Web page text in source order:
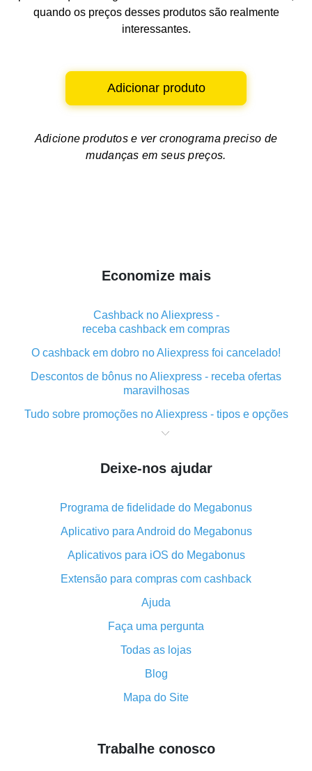
quando os preços desses produtos são realmente
interessantes.
Adicionar produto
Adicione produtos e vercronograma preciso de
mudanças em seus preços.
Economize mais
Cashback no Aliexpress -
receba cashback em compras
O cashback em dobro no Aliexpress foi cancelado!
Descontos de bônus no Aliexpress - receba ofertas
maravilhosas
Tudo sobre promoções no Aliexpress - tipos e opções
O que é "cashback" ao realizar compras no Aliexpress
O melhor lugar para baixar o cashback do Aliexpress e
Qual o plug-in de cashback do Aliexpress e quais as
suas vantagens
Cashback do aplicativo móvel do AliExpress -
vantagens do plug-in
O cashback em dobro no Aliexpress foi cancelado!
Como usar o cashback no Aliexpress - manual
resumido
Tudo sobre como o cashback funciona no AliExpress
Código promocional do AliExpress - como ele
Como obter cashback no AliExpress - visão geral de
Deixe-nos ajudar
Programa de fidelidade do Megabonus
Aplicativo para Android do Megabonus
Aplicativos para iOS do Megabonus
Extensão para compras com cashback
Ajuda
Faça uma pergunta
Todas as lojas
Blog
Mapa do Site
Trabalhe conosco